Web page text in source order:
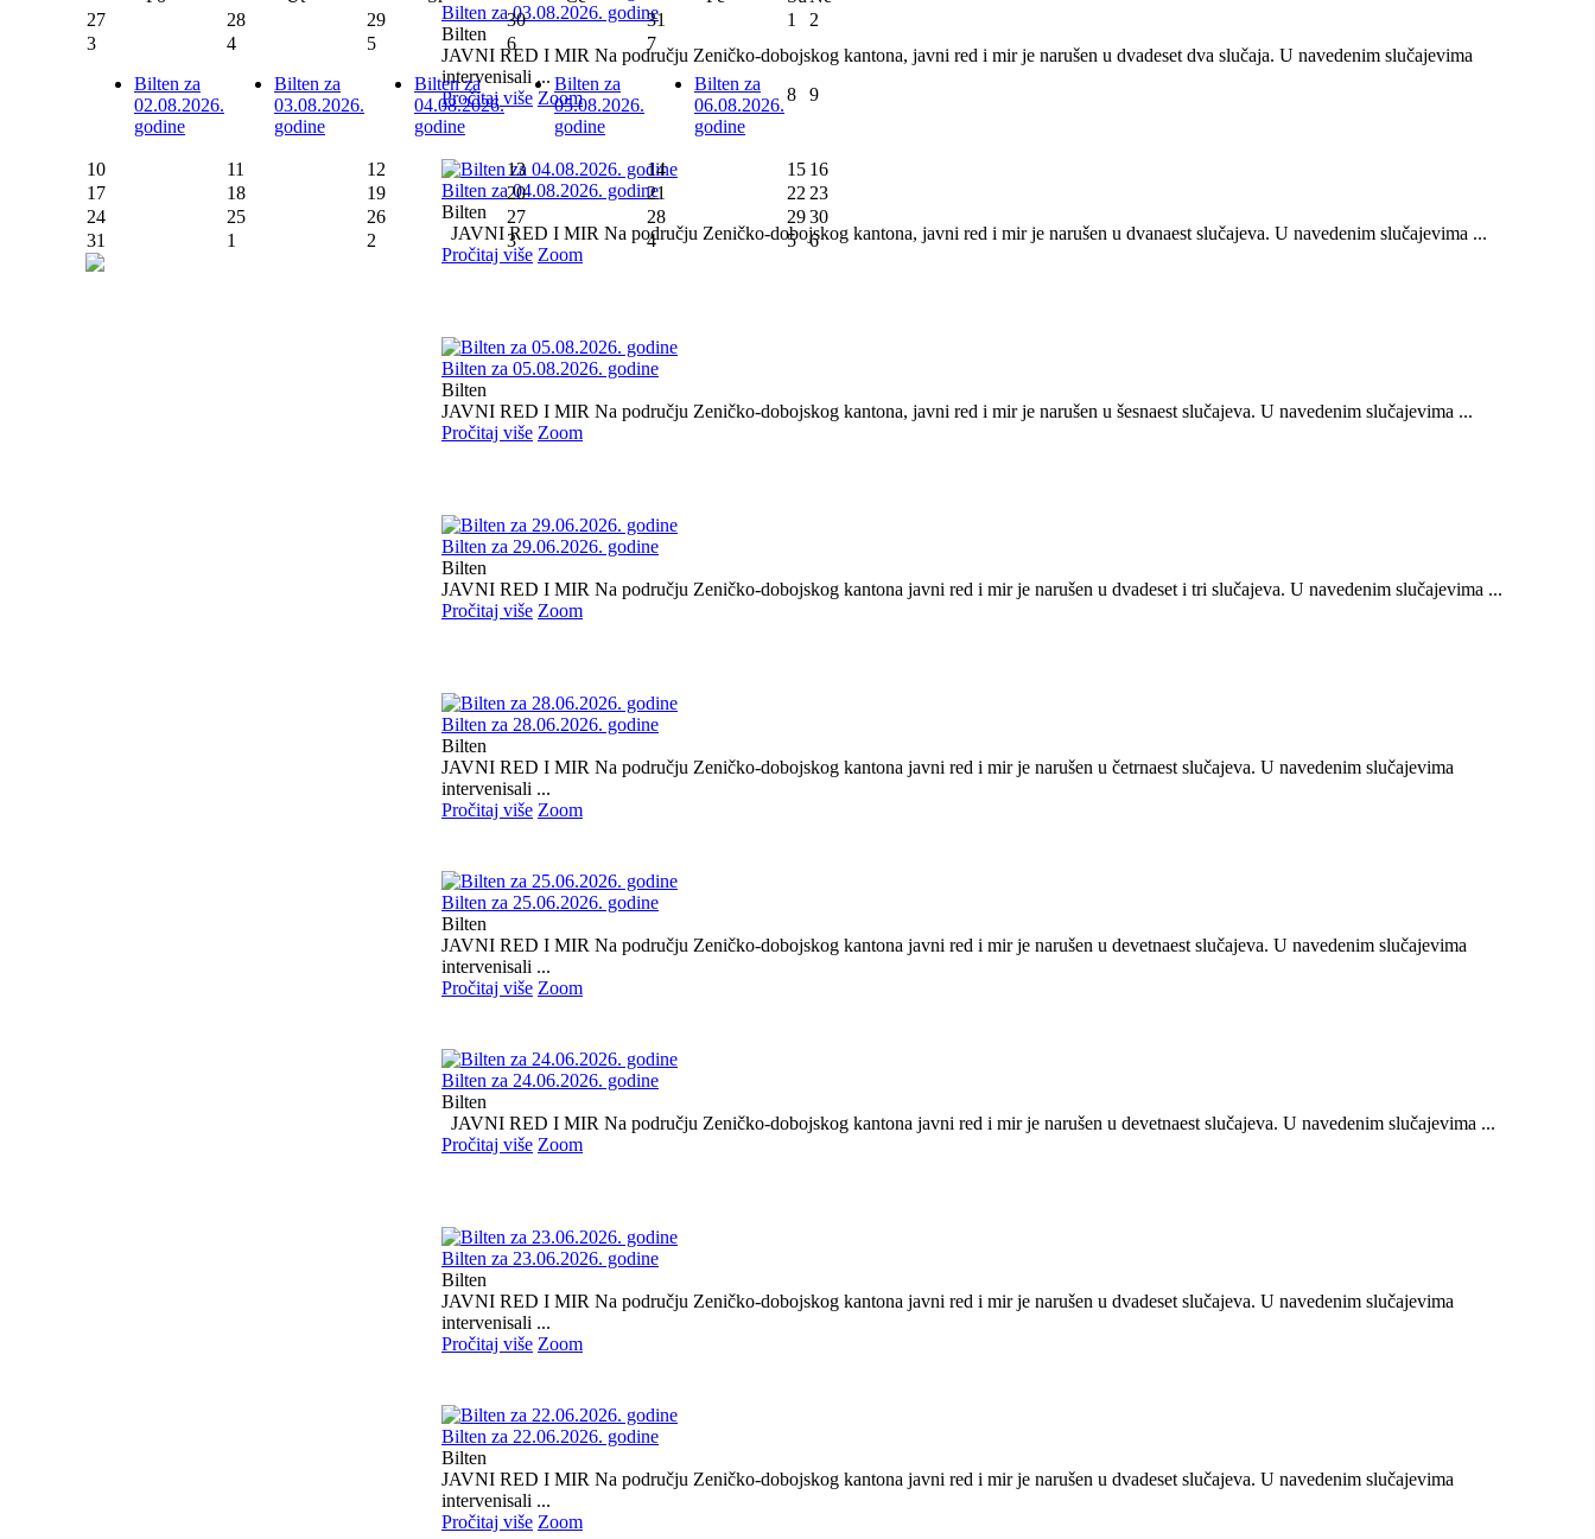
Bilten za 03.08.2026. godine
Bilten
JAVNI RED I MIR Na području Zeničko-dobojskog kantona, javni red i mir je narušen u dvadeset dva slučaja. U navedenim slučajevima
intervenisali ...
Pročitaj više Zoom
Bilten za 04.08.2026. godine
Bilten
JAVNI RED I MIR Na području Zeničko-dobojskog kantona, javni red i mir je narušen u dvanaest slučajeva. U navedenim slučajevima ...
Pročitaj više Zoom
Bilten za 05.08.2026. godine
Bilten
JAVNI RED I MIR Na području Zeničko-dobojskog kantona, javni red i mir je narušen u šesnaest slučajeva. U navedenim slučajevima ...
Pročitaj više Zoom
Bilten za 29.06.2026. godine
Bilten
JAVNI RED I MIR Na području Zeničko-dobojskog kantona javni red i mir je narušen u dvadeset i tri slučajeva. U navedenim slučajevima ...
Pročitaj više Zoom
Bilten za 28.06.2026. godine
Bilten
JAVNI RED I MIR Na području Zeničko-dobojskog kantona javni red i mir je narušen u četrnaest slučajeva. U navedenim slučajevima
intervenisali ...
Pročitaj više Zoom
Bilten za 25.06.2026. godine
Bilten
JAVNI RED I MIR Na području Zeničko-dobojskog kantona javni red i mir je narušen u devetnaest slučajeva. U navedenim slučajevima
intervenisali ...
Pročitaj više Zoom
Bilten za 24.06.2026. godine
Bilten
JAVNI RED I MIR Na području Zeničko-dobojskog kantona javni red i mir je narušen u devetnaest slučajeva. U navedenim slučajevima ...
Pročitaj više Zoom
Bilten za 23.06.2026. godine
Bilten
JAVNI RED I MIR Na području Zeničko-dobojskog kantona javni red i mir je narušen u dvadeset slučajeva. U navedenim slučajevima
intervenisali ...
Pročitaj više Zoom
Bilten za 22.06.2026. godine
Bilten
JAVNI RED I MIR Na području Zeničko-dobojskog kantona javni red i mir je narušen u dvadeset slučajeva. U navedenim slučajevima
intervenisali ...
Pročitaj više Zoom
27
28 29 30 31 1
2
3
Bilten za
02.08.2026.
godine
4
Bilten za
03.08.2026.
godine
5
Bilten za
04.08.2026.
godine
6
Bilten za
05.08.2026.
godine
7
Bilten za
06.08.2026.
godine
8 9
10 11 12 13 14 15 16
17
18 19 20 21 22 23
24
25 26 27 28 2930
31
1 2 3 4 5 6